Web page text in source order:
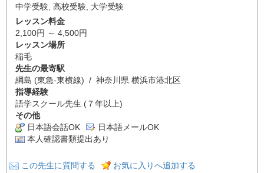
中学受験 高校受験 大学受験
レッスン料金
2,100円 ～ 4,500円
レッスン場所
稲毛
先生の最寄駅
綱島 (東急-東横線) / 神奈川県 横浜市港北区
指導経験
語学スクール先生 (７年以上)
その他
日本語会話OK
日本語メールOK
本人確認書類提出あり
この先生に質問する
お気に入りへ追加する